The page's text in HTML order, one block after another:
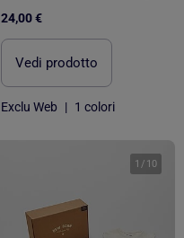
24,00 €
Vedi prodotto
Exclu Web | 1 colori
1 / 10